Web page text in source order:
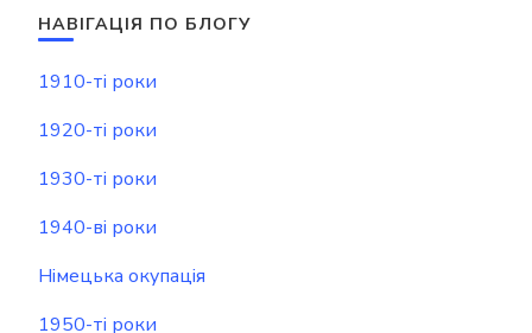
НАВІГАЦІЯ ПО БЛОГУ
1910-ті роки
1920-ті роки
1930-ті роки
1940-ві роки
Німецька окупація
1950-ті роки